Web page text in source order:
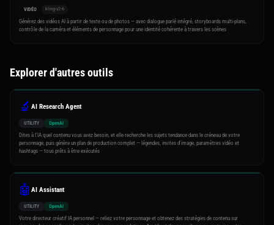
VIDÉO kling-v2-6
Générez des vidéos AI à partir de texte ou de photos — avec dialogue parlé intégré, storyboards multi-plans,
contrôle de la caméra et éléments de personnage pour une identité cohérente à travers les scènes
Explorer d'autres outils
🔬 AI Research Agent
UTILITY OpenAI
Dites à l'IA quel contenu vous avez besoin, et elle recherche les sujets tendance dans le créneau de votre
personnage, puis génère un plan de production complet — légendes, invites d'image, paramètres vidéo et
hashtags — tous prêts à être exécutés
🤖 AI Assistant
UTILITY OpenAI
Votre directeur créatif IA personnel — reliez votre personnage et obtenez des stratégies de contenu sur